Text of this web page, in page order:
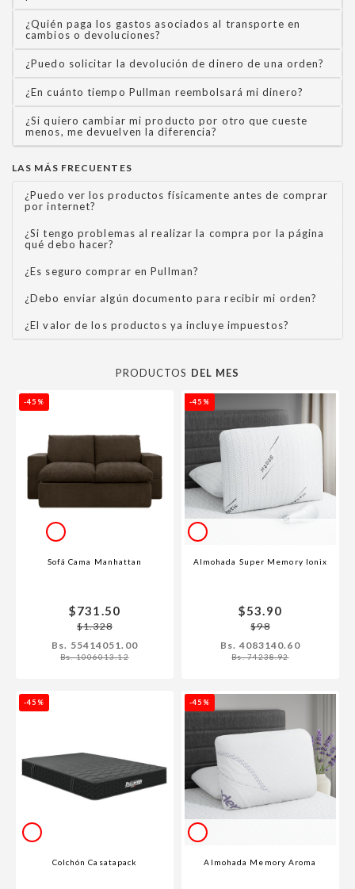
¿Quién paga los gastos asociados al transporte en
cambios o devoluciones?
¿Puedo solicitar la devolución de dinero de una orden?
¿En cuánto tiempo Pullman reembolsará mi dinero?
¿Si quiero cambiar mi producto por otro que cueste
menos, me devuelven la diferencia?
LAS MÁS FRECUENTES
¿Puedo ver los productos físicamente antes de comprar
por internet?
¿Si tengo problemas al realizar la compra por la página
qué debo hacer?
¿Es seguro comprar en Pullman?
¿Debo enviar algún documento para recibir mi orden?
¿El valor de los productos ya incluye impuestos?
PRODUCTOS DEL MES
-45%
Sofá Cama Manhattan
$731.50
$1.328
Bs. 55414051.00
Bs. 1006013.12
-45%
Almohada Super Memory Ionix
$53.90
$98
Bs. 4083140.60
Bs. 74238.92
-45%
Colchón Casatapack
-45%
Almohada Memory Aroma